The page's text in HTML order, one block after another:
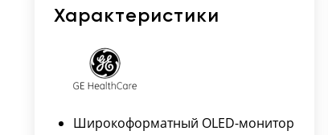
Характеристики
Широкоформатный OLED-монитор